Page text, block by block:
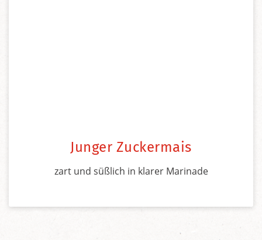
Junger Zuckermais
zart und süßlich in klarer Marinade